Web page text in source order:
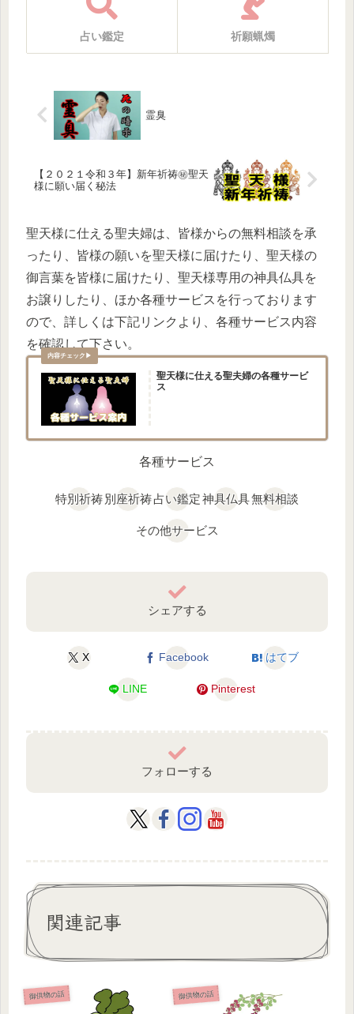
占い鑑定 祈願蝋燭
霊臭
【２０２１令和３年】新年祈祷㊙聖天
様に願い届く秘法
聖天様に仕える聖夫婦は、皆様からの無料相談を承
ったり、皆様の願いを聖天様に届けたり、聖天様の
御言葉を皆様に届けたり、聖天様専用の神具仏具を
お譲りしたり、ほか各種サービスを行っております
ので、詳しくは下記リンクより、各種サービス内容
を確認して下さい。
聖天様に仕える聖夫婦の各種サービ
ス
各種サービス
特別祈祷別座祈祷占い鑑定神具仏具無料相談
その他サービス
シェアする
X Facebook はてブ
LINE Pinterest
フォローする
関連記事
御供物の話 御供物の話